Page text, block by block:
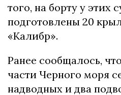
того, на борту у этих
подготовлены 20
«Калибр».
Ранее сообщалось,
части Черного моря
надводных и два